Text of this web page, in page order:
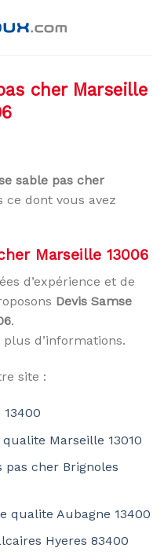
cher Marseille
sable pas cher
ce dont vous avez
Marseille 13006
d’expérience et de
Devis Samse
.
d’informations.
site :
Marseille 13010
pas cher Brignoles
qualite Aubagne 13400
Hyeres 83400